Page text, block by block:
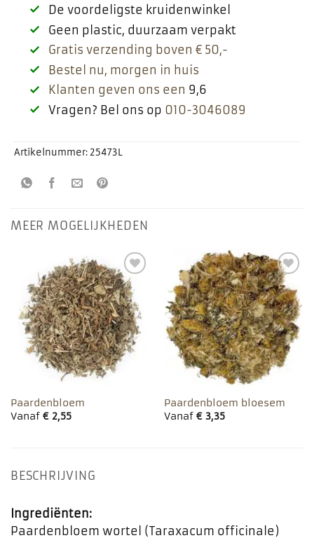
De voordeligste kruidenwinkel
Geen plastic, duurzaam verpakt
Gratis verzending boven € 50,-
Bestel nu, morgen in huis
Klanten geven ons een 9,6
Vragen? Bel ons op 010-3046089
Artikelnummer:25473L
MEER MOGELIJKHEDEN
Toevoegen
aan
favorieten
Paardenbloem
Vanaf €2,55
Toevoegen
aan
favorieten
Paardenbloem bloesem
Vanaf €3,35
BESCHRIJVING
Ingrediënten:
Paardenbloem wortel (Taraxacum officinale)